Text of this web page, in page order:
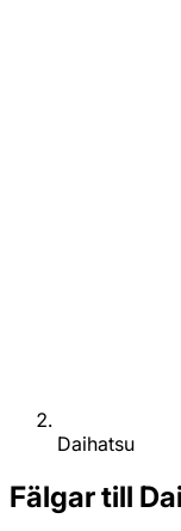
Daihatsu
Fälgar till